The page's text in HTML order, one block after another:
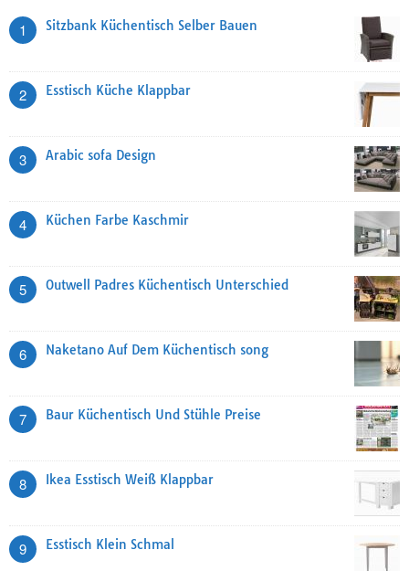
1 Sitzbank Küchentisch Selber Bauen
2 Esstisch Küche Klappbar
3 Arabic sofa Design
4 Küchen Farbe Kaschmir
5 Outwell Padres Küchentisch Unterschied
6 Naketano Auf Dem Küchentisch song
7 Baur Küchentisch Und Stühle Preise
8 Ikea Esstisch Weiß Klappbar
9 Esstisch Klein Schmal